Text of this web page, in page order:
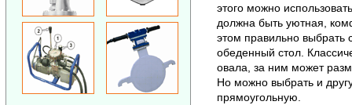
этого можно
должна быть уютная,
этом правильно
обеденный стол.
овала, за ним может
Но можно выбрать и
прямоугольную.